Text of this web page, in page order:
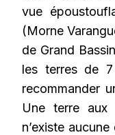
vue
(Morne
de Grand
les terres de
recommander
Une terre aux
n’existe